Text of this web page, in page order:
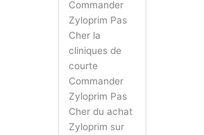
Commander
Zyloprim Pas
Cher la
cliniques de
courte
Commander
Zyloprim Pas
Cher du achat
Zyloprim sur